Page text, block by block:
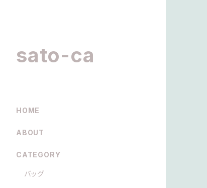
sato-ca
HOME
ABOUT
CATEGORY
バッグ